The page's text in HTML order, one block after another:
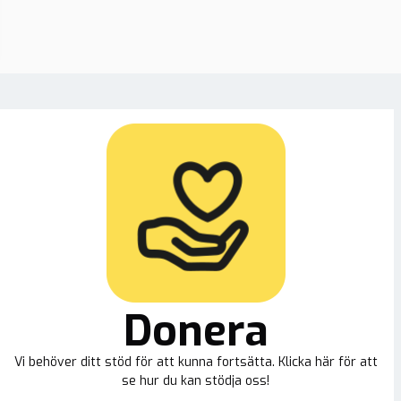
Donera
Vi behöver ditt stöd för att kunna fortsätta. Klicka här för att
se hur du kan stödja oss!